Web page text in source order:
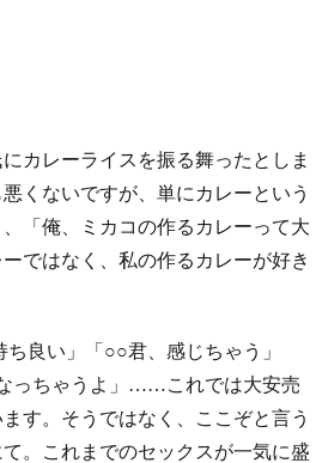
カレーライスを振る舞ったとしま
くないですが、単にカレーという
「俺、ミカコの作るカレーって大
ではなく、私の作るカレーが好き
良い」「○○君、感じちゃう」
っちゃうよ」……これでは大安売
す。そうではなく、ここぞと言う
。これまでのセックスが一気に盛